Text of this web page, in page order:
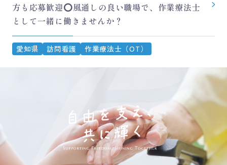
方も応募歓迎⭕風通しの良い職場で、作業療法士
として一緒に働きませんか？
愛知県 訪問看護 作業療法士（OT）